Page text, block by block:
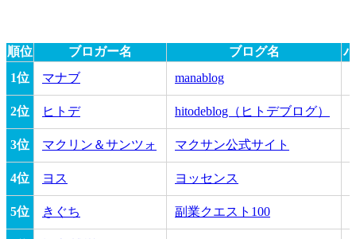
順位 ブロガー名 ブログ名
1位
マナブ manablog
2位 ヒトデ hitodeblog（ヒトデブログ）
3位 マクリン＆サンツォ マクサン公式サイト
4位 ヨス ヨッセンス
5位 きぐち 副業クエスト100